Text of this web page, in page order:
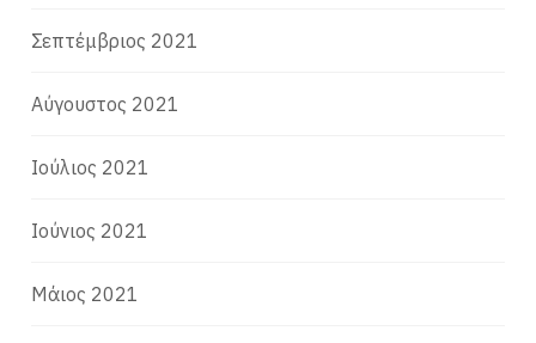
Σεπτέμβριος 2021
Αύγουστος 2021
Ιούλιος 2021
Ιούνιος 2021
Μάιος 2021